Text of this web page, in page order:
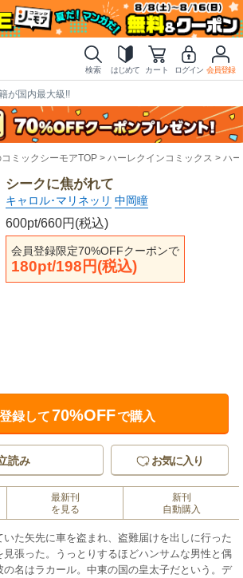
検索 はじめて カート ログイン 会員登録
が国内最大級!!
ミックシーモアTOP ハーレクインコミックス ハ
シークに焦がれて
キャロル･マリネッリ 中岡瞳
600pt/660円(税込)
会員登録限定70%OFFクーポンで
180pt/198円(税込)
録して70%OFFで購入
読み お気に入り
最新刊
を見る
新刊
自動購入
た矢先に車を盗まれ、盗難届けを出しに行った
張った。うっとりするほどハンサムな男性と偶
名はラカール。中東の国の皇太子だという。デ